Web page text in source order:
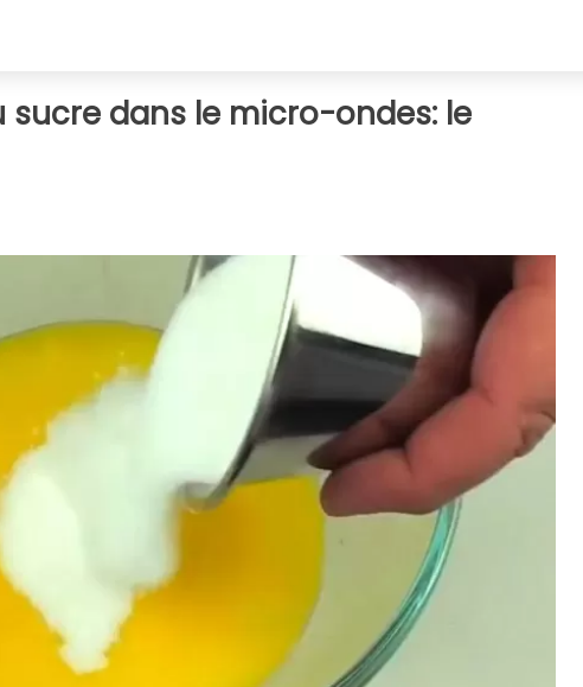
sucre dans le micro-ondes: le